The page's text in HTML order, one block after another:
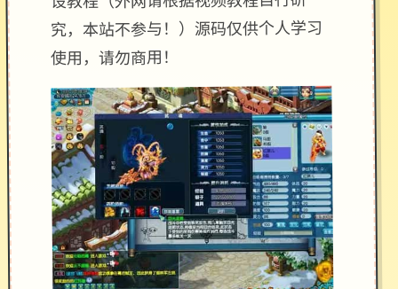
究，本站不参与！）源码仅供个人学习
使用，请勿商用！